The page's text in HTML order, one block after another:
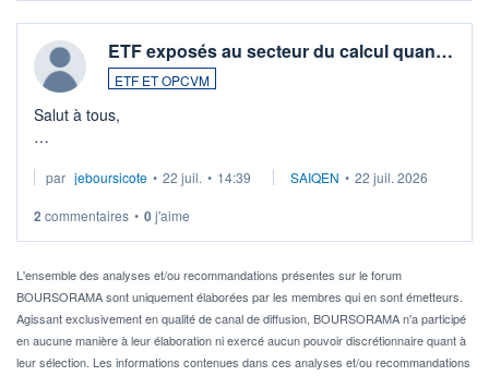
ETF exposés au secteur du calcul quan…
ETF ET OPCVM
Salut à tous,
via un ETF plutôt que des actions individuelles.
Idéalement, je voudrais qu'il soit éligible au PEA.
Pour l' ...
par jeboursicote • 22 juil. • 14:39 SAIQEN • 22 juil. 2026
2 commentaires • 0j'aime
L'ensemble des analyses et/ou recommandations présentes sur le forum
BOURSORAMA sont uniquement élaborées par les membres qui en sont émetteurs.
Agissant exclusivement en qualité de canal de diffusion, BOURSORAMA n'a participé
en aucune manière à leur élaboration ni exercé aucun pouvoir discrétionnaire quant à
leur sélection. Les informations contenues dans ces analyses et/ou recommandations